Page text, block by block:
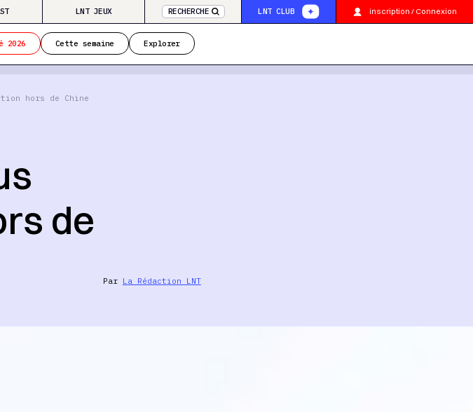
LNT JEUX RECHERCHE LNT CLUB inscription / Connexion
2026 Cette semaine Explorer
hors de Chine
de
Par La Rédaction LNT